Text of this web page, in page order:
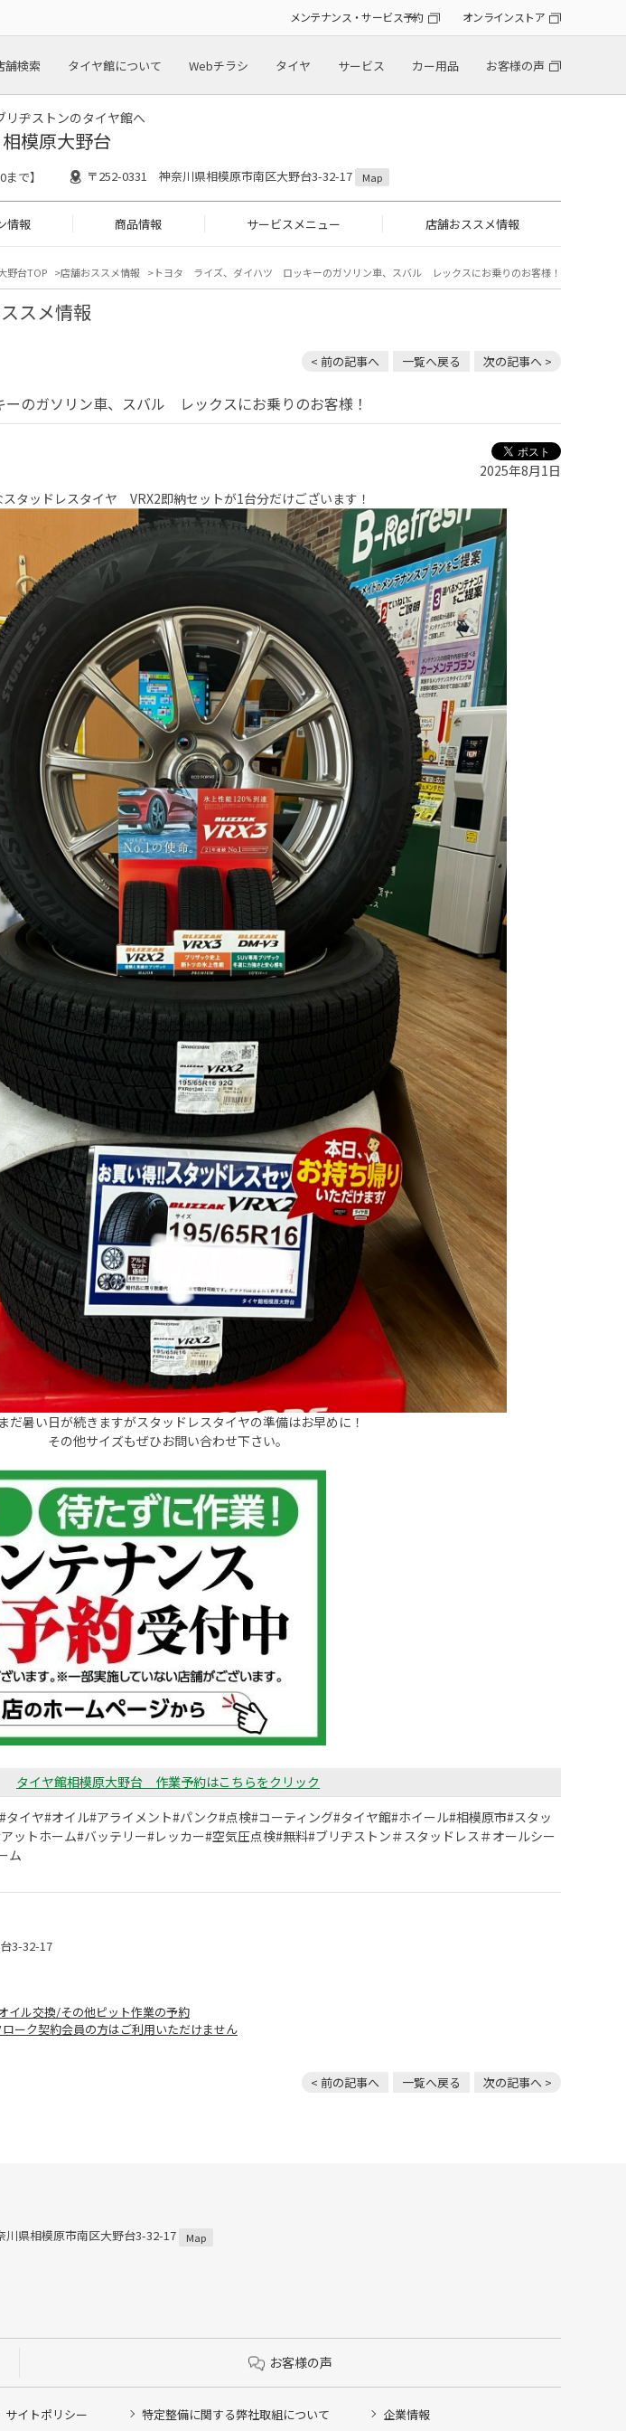
メンテナンス・サービス予約 オンラインストア
舗検索 タイヤ館について Webチラシ タイヤ サービス カー用品 お客様の声
リヂストンのタイヤ館へ
模原大野台
で】 〒252-0331 神奈川県相模原市南区大野台3-32-17 Map
情報 商品情報 サービスメニュー 店舗おススメ情報
野台TOP 店舗おススメ情報 トヨタ ライズ、ダイハツ ロッキーのガソリン車、スバル レックスにお乗りのお客様！
スメ情報
< 前の記事へ 一覧へ戻る 次の記事へ >
のガソリン車、スバル レックスにお乗りのお客様！
2025年8月1日
スタッドレスタイヤ VRX2即納セットが1台分だけございます！
だ暑い日が続きますがスタッドレスタイヤの準備はお早めに！
その他サイズもぜひお問い合わせ下さい。
タイヤ館相模原大野台 作業予約はこちらをクリック
イヤ#オイル#アライメント#パンク#点検#コーティング#タイヤ館#ホイール#相模原市#スタッ
ットホーム#バッテリー#レッカー#空気圧点検#無料#ブリヂストン＃スタッドレス＃オールシー
ム
3-32-17
イル交換/その他ピット作業の予約
ーク契約会員の方はご利用いただけません
< 前の記事へ 一覧へ戻る 次の記事へ >
県相模原市南区大野台3-32-17 Map
お客様の声
サイトポリシー 特定整備に関する弊社取組について 企業情報